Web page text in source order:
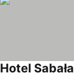
Hotel Sabała